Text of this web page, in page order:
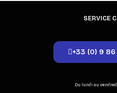
SERVICE
+33 (0) 9
Du lundi au